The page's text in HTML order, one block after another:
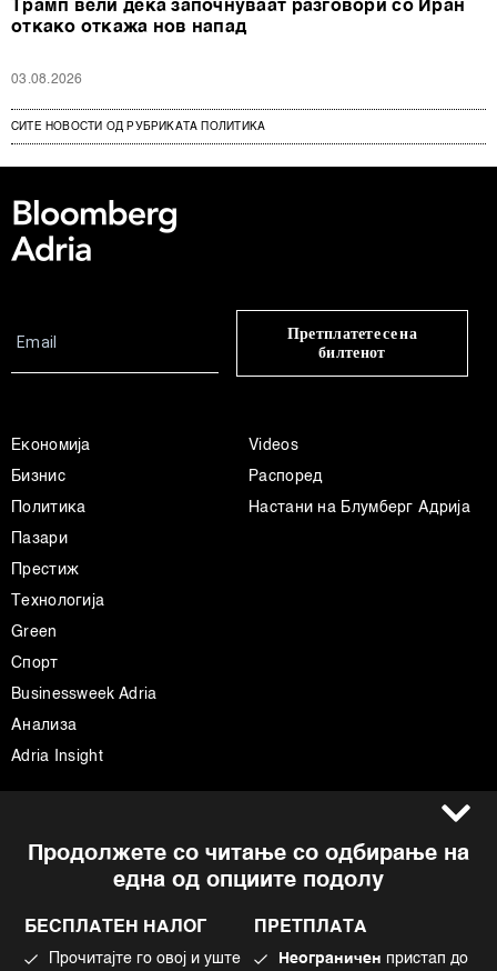
Трамп вели дека започнуваат разговори со Иран
откако откажа нов напад
03.08.2026
СИТЕ НОВОСТИ ОД РУБРИКАТА ПОЛИТИКА
Продолжете со читање со одбирање на
една од опциите подолу
БЕСПЛАТЕН НАЛОГ
Прочитајте го овој и уште
ПРЕТПЛАТА
Неограничен пристап до
Претплатете се на
билтенот
Економија
Бизнис
Политика
Пазари
Престиж
Технологија
Green
Спорт
Businessweek Adria
Анализа
Adria Insight
Videos
Распоред
Настани на Блумберг Адрија
Импресум
Политика на приватност
Facebook
Instagram